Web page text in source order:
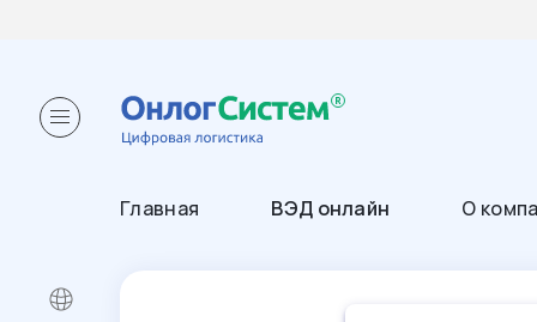
Главная ВЭД онлайн О